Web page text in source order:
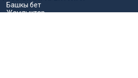
Башкы бет
Жаңылыктар